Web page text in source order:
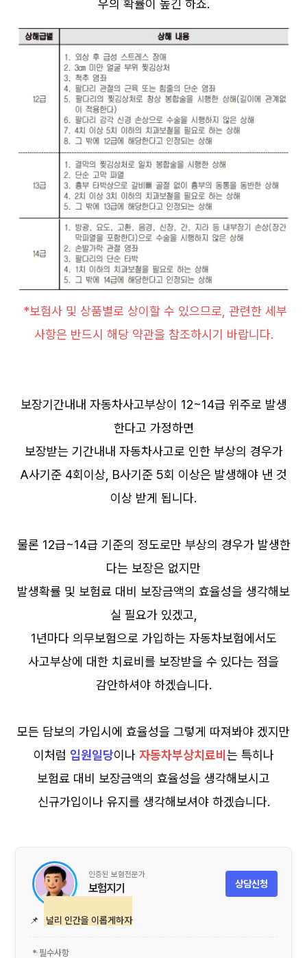
우의 확률이 높긴 하죠.
*보험사 및 상품별로 상이할 수 있으므로, 관련한 세부
사항은 반드시 해당 약관을 참조하시기 바랍니다.
보장기간내내 자동차사고부상이 12~14급 위주로 발생
한다고 가정하면
보장받는 기간내내 자동차사고로 인한 부상의 경우가
A사기준 4회이상, B사기준 5회 이상은 발생해야 낸 것
이상 받게 됩니다.
물론 12급~14급 기준의 정도로만 부상의 경우가 발생한
다는 보장은 없지만
발생확률 및 보험료 대비 보장금액의 효율성을 생각해보
실 필요가 있겠고,
1년마다 의무보험으로 가입하는 자동차보험에서도
사고부상에 대한 치료비를 보장받을 수 있다는 점을
감안하셔야 하겠습니다.
모든 담보의 가입시에 효율성을 그렇게 따져봐야 겠지만
이처럼 입원일당이나 자동차부상치료비 는 특히나
보험료 대비 보장금액의 효율성을 생각해보시고
신규가입이나 유지를 생각해보셔야 하겠습니다.
인증된 보험전문가
보험지기 상담신청
📌 널리 인간을 이롭게하자
* 필수사항